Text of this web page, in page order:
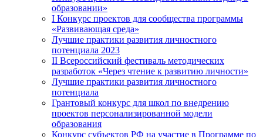
образовании»
I Конкурс проектов для сообщества программы
«Развивающая среда»
Лучшие практики развития личностного
потенциала 2023
II Всероссийский фестиваль методических
разработок «Через чтение к развитию личности»
Лучшие практики развития личностного
потенциала
Грантовый конкурс для школ по внедрению
проектов персонализированной модели
образования
Конкурс субъектов РФ на участие в Программе по